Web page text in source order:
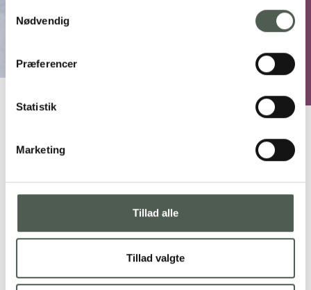
Nødvendig
Præferencer
Statistik
Marketing
Tillad alle
Tillad valgte
Lav mad med rester
Madkursus torsdag den 14. marts 2024 kl. 18-21
Sted: Fødevarepark Skjern Enge
Ringkøbing-Skjern Erhvervsråd og Smagen af Vest inviterer til tre